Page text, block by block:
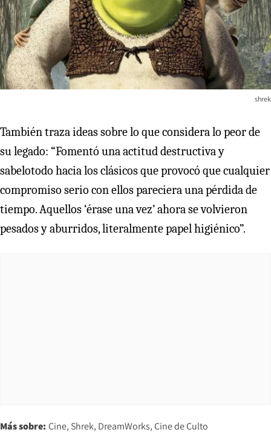
shrek
También traza ideas sobre lo que considera lo peor de
su legado: “Fomentó una actitud destructiva y
sabelotodo hacia los clásicos que provocó que cualquier
compromiso serio con ellos pareciera una pérdida de
tiempo. Aquellos ‘érase una vez’ ahora se volvieron
pesados y aburridos, literalmente papel higiénico”.
Más sobre: Cine Shrek DreamWorks Cine de Culto